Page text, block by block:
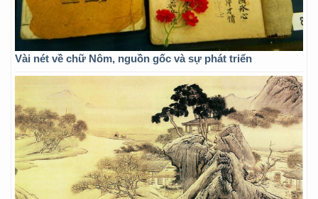
Vài nét về chữ Nôm, nguồn gốc và sự phát triển